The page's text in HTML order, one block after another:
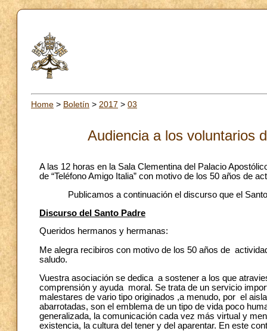
Home > Boletín > 2017 > 03
Audiencia a los voluntarios
A las 12 horas en la Sala Clementina del Palacio
de “Teléfono Amigo Italia” con motivo de los 50 años de
Publicamos a continuación el discurso que el Santo
Discurso del Santo Padre
Queridos hermanos y hermanas:
Me alegra recibiros con motivo de los 50 años de
saludo.
Vuestra asociación se dedica a sostener a los que
comprensión y ayuda moral. Se trata de un servicio
malestares de vario tipo originados ,a menudo, por el
abarrotadas, son el emblema de un tipo de vida poco
generalizada, la comunicación cada vez más virtual y
existencia, la cultura del tener y del aparentar. En este